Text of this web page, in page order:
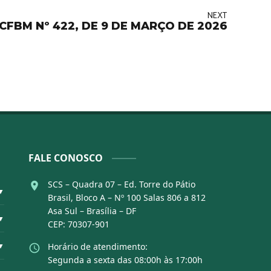
NEXT
Nº 422, DE 9 DE MARÇO DE 2026
FALE CONOSCO
SCS – Quadra 07 – Ed. Torre do Pátio
Brasil, Bloco A – Nº 100 Salas 806 a 812
Asa Sul – Brasília – DF
CEP: 70307-901
Horário de atendimento:
Segunda a sexta das 08:00h às 17:00h